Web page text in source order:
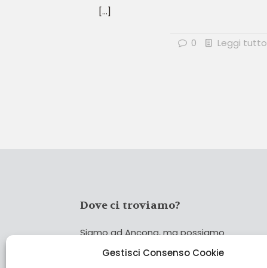
Gestisci Consenso Cookie
[…]
0 Leggi tutto
Dove ci troviamo?
Siamo ad Ancona, ma possiamo
coprire tutta Italia!